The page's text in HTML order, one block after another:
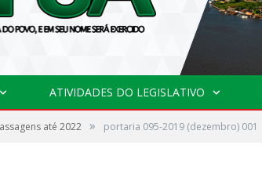
ATIVIDADES DO LEGISLATIVO
até 2022 » portaria 095-2019 (dezembro) 001